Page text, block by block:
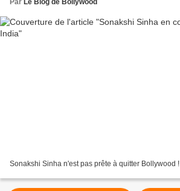
Sonakshi Sinha n'est pas prête à quitter Bollywood !